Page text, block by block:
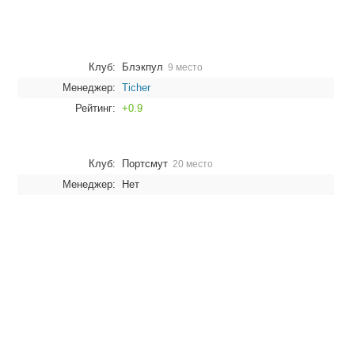
Клуб: Блэкпул 9 место
Менеджер: Ticher
Рейтинг: +0.9
Клуб: Портсмут 20 место
Менеджер: Нет